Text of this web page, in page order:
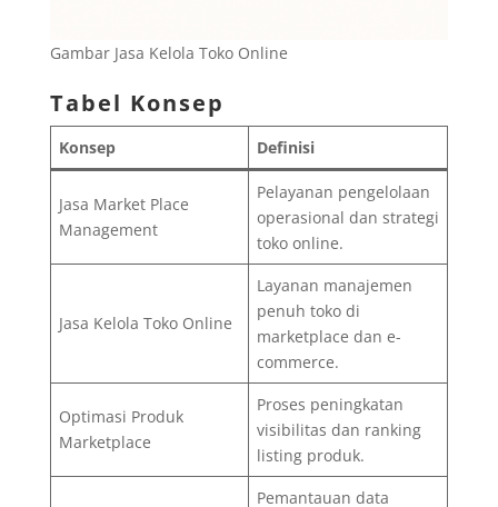
Gambar Jasa Kelola Toko Online
Tabel Konsep
Konsep Definisi
Jasa Market Place
Management
Pelayanan pengelolaan
operasional dan strategi
toko online.
Jasa Kelola Toko Online
Layanan manajemen
penuh toko di
marketplace dan e-
commerce.
Optimasi Produk
Marketplace
Proses peningkatan
visibilitas dan ranking
listing produk.
Pemantauan data